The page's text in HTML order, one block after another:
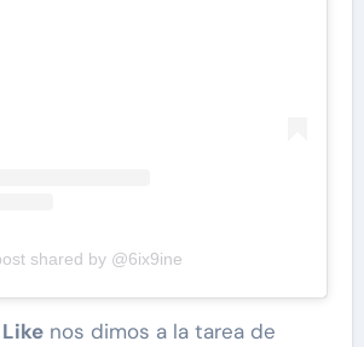
shared by @6ix9ine
nos dimos a la tarea de